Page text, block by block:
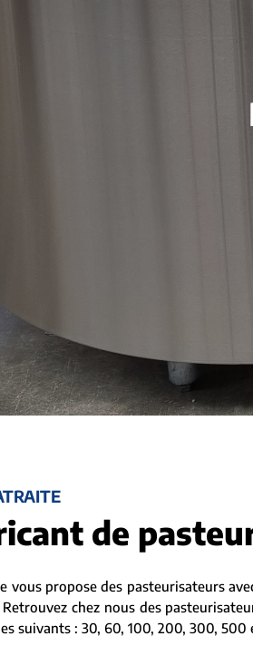
de
vous propose des pasteurisateurs
chez nous des
suivants : 30, 60, 100, 200, 300, 500